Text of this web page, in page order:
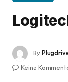
By
Keine